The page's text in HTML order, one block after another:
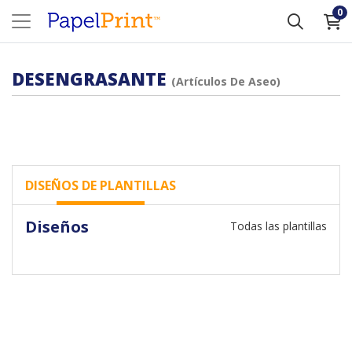
0
DESENGRASANTE (Artículos De Aseo)
DISEÑOS DE PLANTILLAS
Todas las plantillas
Diseños